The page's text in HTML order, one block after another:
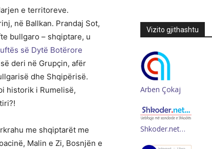
e territoreve.
në Ballkan. Prandaj Sot,
bullgaro – shqiptare, u
së Dytë Botërore
deri në Grupçin, afër
dhe Shqipërisë.
historik i Rumelisë,
me shqiptarët me
Malin e Zi, Bosnjën e
Vizito gjithashtu
Arben Çokaj
Shkoder.net…